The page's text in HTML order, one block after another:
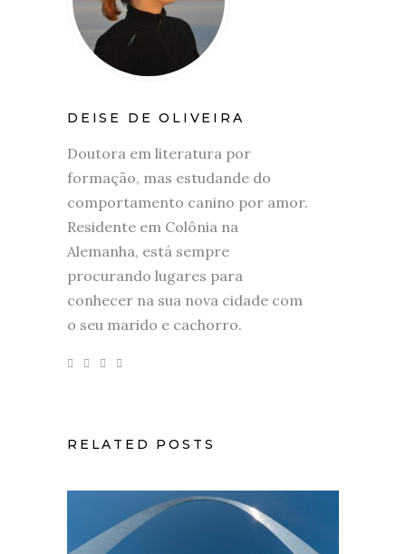
DEISE DE OLIVEIRA
Doutora em literatura por
formação, mas estudande do
comportamento canino por amor.
Residente em Colônia na
Alemanha, está sempre
procurando lugares para
conhecer na sua nova cidade com
o seu marido e cachorro.
RELATED POSTS